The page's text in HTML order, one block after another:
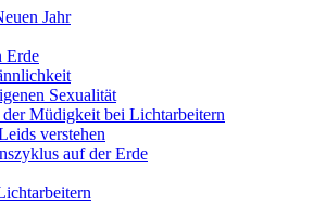
Jahr
Erde
Sexualität
der Müdigkeit bei Lichtarbeitern
verstehen
auf der Erde